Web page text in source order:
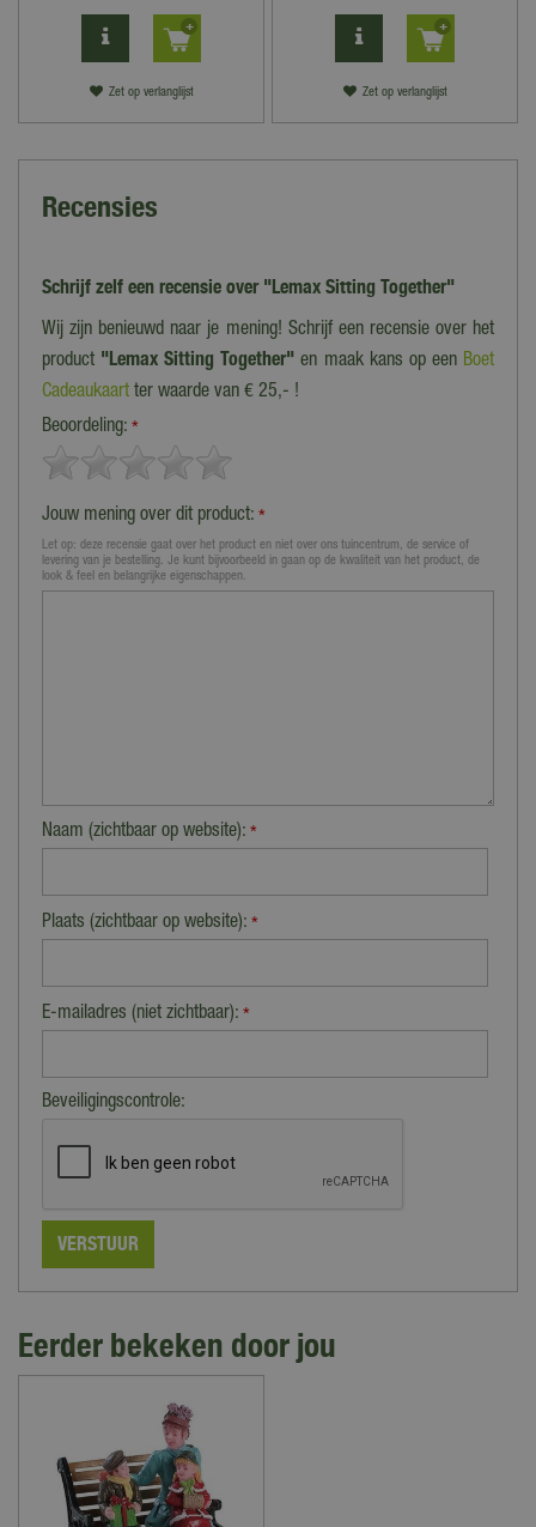
Zet op verlanglijst Zet op verlanglijst
Recensies
Schrijf zelf een recensie over "Lemax Sitting Together"
Wij zijn benieuwd naar je mening! Schrijf een recensie over het
product "Lemax Sitting Together" en maak kans op een Boet
Cadeaukaart ter waarde van € 25,- !
Beoordeling: *
Jouw mening over dit product: *
Let op: deze recensie gaat over het product en niet over ons tuincentrum, de service of
levering van je bestelling. Je kunt bijvoorbeeld in gaan op de kwaliteit van het product, de
look & feel en belangrijke eigenschappen.
Naam (zichtbaar op website): *
Plaats (zichtbaar op website): *
E-mailadres (niet zichtbaar): *
Beveiligingscontrole:
Eerder bekeken door jou